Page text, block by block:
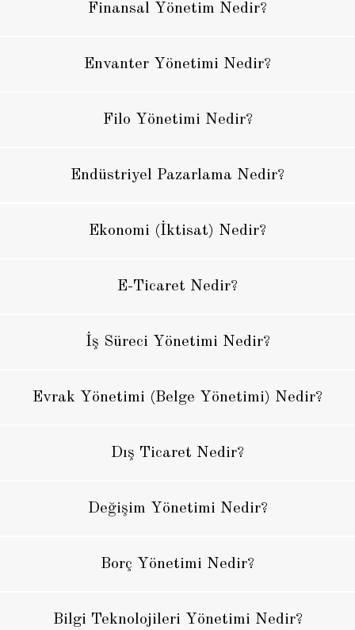
Finansal Yönetim Nedir?
Envanter Yönetimi Nedir?
Filo Yönetimi Nedir?
Endüstriyel Pazarlama Nedir?
Ekonomi (İktisat) Nedir?
E-Ticaret Nedir?
İş Süreci Yönetimi Nedir?
Evrak Yönetimi (Belge Yönetimi) Nedir?
Dış Ticaret Nedir?
Değişim Yönetimi Nedir?
Borç Yönetimi Nedir?
Bilgi Teknolojileri Yönetimi Nedir?